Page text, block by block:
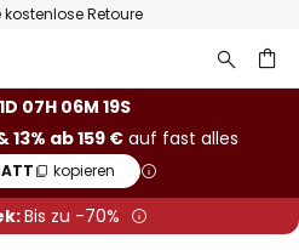
Retoure
07H 06M 18S
13% ab 159 €auf fast alles
kopieren
Bis zu -70%